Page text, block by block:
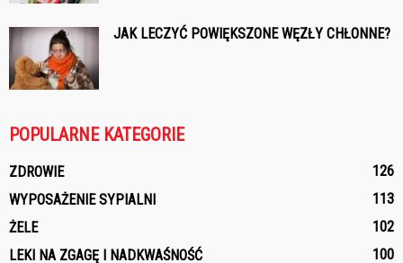
JAK LECZYĆ POWIĘKSZONE WĘZŁY CHŁONNE?
POPULARNE KATEGORIE
ZDROWIE
126
WYPOSAŻENIE SYPIALNI
113
ŻELE
102
LEKI NA ZGAGĘ I NADKWAŚNOŚĆ
100